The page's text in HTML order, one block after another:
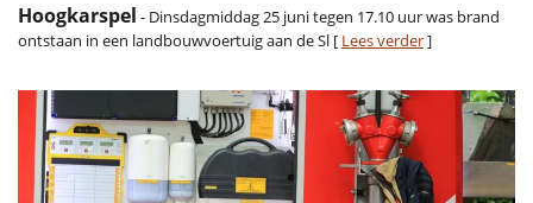
Hoogkarspel - Dinsdagmiddag 25 juni tegen 17.10 uur was brand
ontstaan in een landbouwvoertuig aan de Sl [ Lees verder]